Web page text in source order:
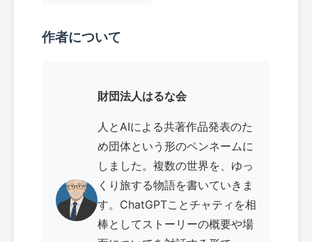
作者について
財団法人はるな会
人とAIによる共著作品発表のた
め団体という形のペンネームに
しました。複数の世界を、ゆっ
くり旅する物語を書いていきま
す。ChatGPTことチャティを相
棒としてストーリーの概要や場